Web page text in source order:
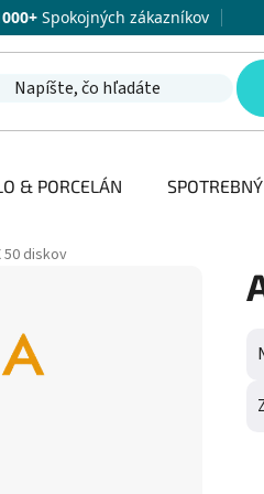
Spokojných zákazníkov
& PORCELÁN
50 diskov